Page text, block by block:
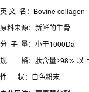
英 文 名：Bovine collagen
原料来源：新鲜的牛骨
分 子 量：小于1000Da
规 格：肽含量≥98% 以
性 状：白色粉末